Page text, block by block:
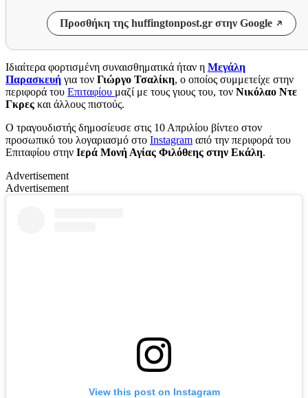
Προσθήκη της huffingtonpost.gr στην Google
Ιδιαίτερα φορτισμένη συναισθηματικά ήταν η Μεγάλη
Παρασκευή για τον Γιώργο Τσαλίκη, ο οποίος συμμετείχε στην
περιφορά του Επιταφίου μαζί με τους γιους του, τον Νικόλαο Ντε
Γκρες και άλλους πιστούς.
Ο τραγουδιστής δημοσίευσε στις 10 Απριλίου βίντεο στον
προσωπικό του λογαριασμό στο Instagram από την περιφορά του
Επιταφίου στην Ιερά Μονή Αγίας Φιλόθεης στην Εκάλη.
Advertisement
Advertisement
View this post on Instagram